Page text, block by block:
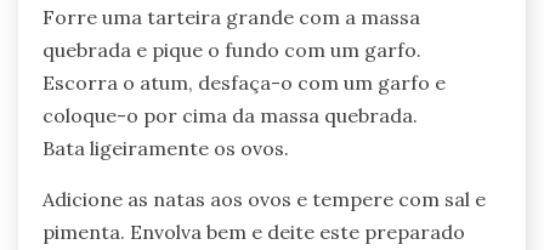
Forre uma tarteira grande com a massa
quebrada e pique o fundo com um garfo.
Escorra o atum, desfaça-o com um garfo e
coloque-o por cima da massa quebrada.
Bata ligeiramente os ovos.
Adicione as natas aos ovos e tempere com sal e
pimenta. Envolva bem e deite este preparado